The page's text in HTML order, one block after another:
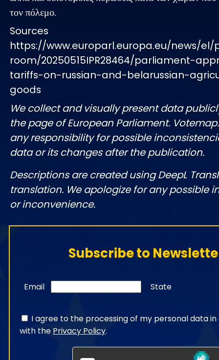
τον πόλεμο.
Sources
https://www.europarl.europa.eu/news/el/
room/20250515IPR28464/parliament-
tariffs-on-russian-and-belarussian-
goods
We collect and visually present data
the page of European Parliament.
any responsibility for possible
data or its changes after the publication.
Descriptions are created using DeepL
translation. We apologize for any possible
or inconvenience.
Subscribe to
Email State
I agree to the processing of my personal data
with the Privacy Policy.